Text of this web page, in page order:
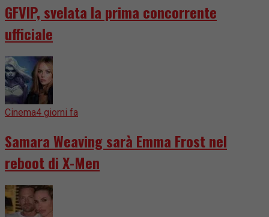
GFVIP, svelata la prima concorrente
ufficiale
Cinema4 giorni fa
Samara Weaving sarà Emma Frost nel
reboot di X-Men